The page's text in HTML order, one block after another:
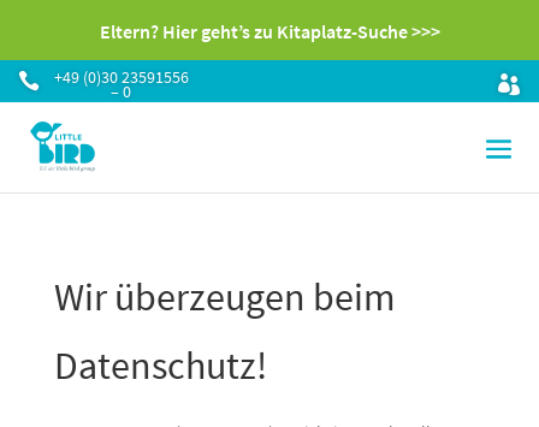
Eltern? Hier geht’s zu Kitaplatz-Suche >>>
 +49 (0)30 23591556
– 0
Wir überzeugen beim
Datenschutz!